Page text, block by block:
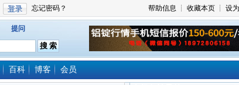
提问
百科 博客 会员